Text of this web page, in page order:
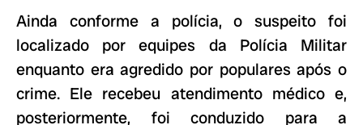
Ainda conforme a polícia, o suspeito foi
localizado por equipes da Polícia Militar
enquanto era agredido por populares após o
crime. Ele recebeu atendimento médico e,
posteriormente, foi conduzido para a